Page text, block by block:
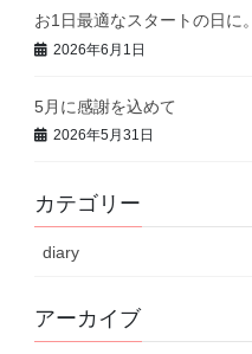
お1日最適なスタートの日に。
2026年6月1日
5月に感謝を込めて
2026年5月31日
カテゴリー
diary
アーカイブ